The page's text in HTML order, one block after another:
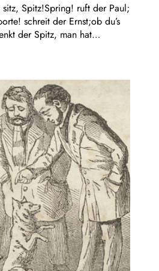
Spitz!Spring! ruft der Paul;
schreit der Ernst;ob du’s
der Spitz, man hat…